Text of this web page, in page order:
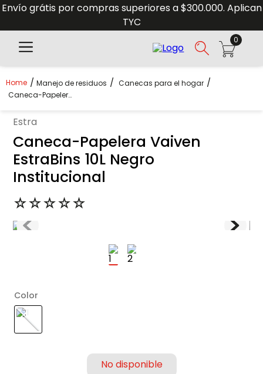
Envío grátis por compras superiores a $300.000. Aplican
TYC
0
Manejo de residuos
Canecas para el hogar
Caneca-Papelera Vaiven EstraBins 10L Negro Institucional
estra
Caneca-Papelera Vaiven
EstraBins 10L Negro
Institucional
☆☆☆☆☆
Color